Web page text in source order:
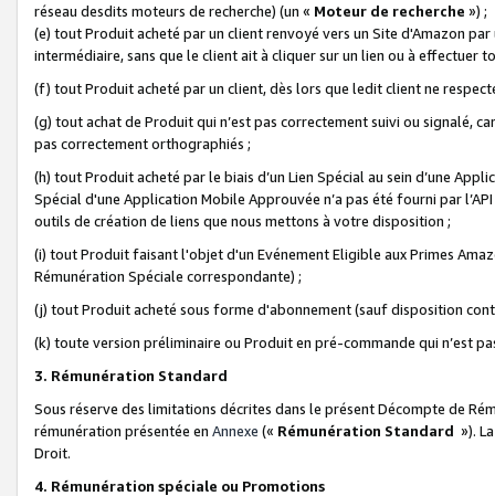
réseau desdits moteurs de recherche) (un « Moteur de recherche ») ;
(e) tout Produit acheté par un client renvoyé vers un Site d'Amazon
intermédiaire, sans que le client ait à cliquer sur un lien ou à
(f) tout Produit acheté par un client, dès lors que ledit client ne
(g) tout achat de Produit qui n’est pas correctement suivi ou signalé,
pas correctement orthographiés ;
(h) tout Produit acheté par le biais d’un Lien Spécial au sein d’une
Spécial d'une Application Mobile Approuvée n’a pas été fourni par
outils de création de liens que nous mettons à votre disposition ;
(i) tout Produit faisant l'objet d'un Evénement Eligible aux Primes
Rémunération Spéciale correspondante) ;
(j) tout Produit acheté sous forme d'abonnement (sauf disposition
(k) toute version préliminaire ou Produit en pré-commande qui n’est
3. Rémunération Standard
Sous réserve des limitations décrites dans le présent Décompte de
rémunération présentée en Annexe (« Rémunération Standard »).
Droit.
4. Rémunération spéciale ou Promotions